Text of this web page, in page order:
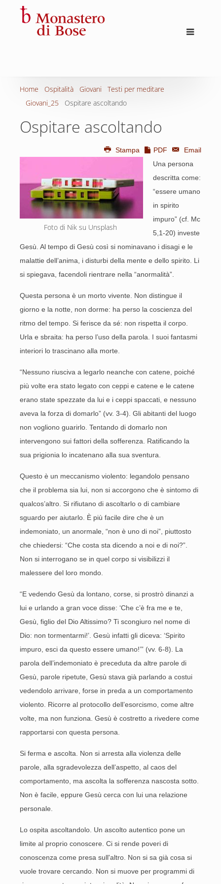
Home Ospitalità Giovani
Testi per meditare
Giovani_25
Ospitare ascoltando
Ospitare ascoltando
Stampa PDF Email
Foto di Nik su Unsplash
Una persona
descritta come:
“essere umano
in spirito
impuro” (cf. Mc
5,1-20) investe
Gesù. Al tempo di Gesù così si nominavano i disagi e le
malattie dell’anima, i disturbi della mente e dello spirito. Li
si spiegava, facendoli rientrare nella “anormalità”.
Questa persona è un morto vivente. Non distingue il
giorno e la notte, non dorme: ha perso la coscienza del
ritmo del tempo. Si ferisce da sé: non rispetta il corpo.
Urla e sbraita: ha perso l’uso della parola. I suoi fantasmi
interiori lo trascinano alla morte.
“Nessuno riusciva a legarlo neanche con catene, poiché
più volte era stato legato con ceppi e catene e le catene
erano state spezzate da lui e i ceppi spaccati, e nessuno
aveva la forza di domarlo” (vv. 3-4). Gli abitanti del luogo
non vogliono guarirlo. Tentando di domarlo non
intervengono sui fattori della sofferenza. Ratificando la
sua prigionia lo incatenano alla sua sventura.
Questo è un meccanismo violento: legandolo pensano
che il problema sia lui, non si accorgono che è sintomo di
qualcos’altro. Si rifiutano di ascoltarlo o di cambiare
sguardo per aiutarlo. È più facile dire che è un
indemoniato, un anormale, “non è uno di noi”, piuttosto
che chiedersi: “Che costa sta dicendo a noi e di noi?”.
Non si interrogano se in quel corpo si visibilizzi il
malessere del loro mondo.
“E vedendo Gesù da lontano, corse, si prostrò dinanzi a
lui e urlando a gran voce disse: ‘Che c’è fra me e te,
Gesù, figlio del Dio Altissimo? Ti scongiuro nel nome di
Dio: non tormentarmi!’. Gesù infatti gli diceva: ‘Spirito
impuro, esci da questo essere umano!’” (vv. 6-8). La
parola dell’indemoniato è preceduta da altre parole di
Gesù, parole ripetute, Gesù stava già parlando a costui
vedendolo arrivare, forse in preda a un comportamento
violento. Ricorre al protocollo dell’esorcismo, come altre
volte, ma non funziona. Gesù è costretto a rivedere come
rapportarsi con questa persona.
Si ferma e ascolta. Non si arresta alla violenza delle
parole, alla sgradevolezza dell’aspetto, al caos del
comportamento, ma ascolta la sofferenza nascosta sotto.
Non è facile, eppure Gesù cerca con lui una relazione
personale.
Lo ospita ascoltandolo. Un ascolto autentico pone un
limite al proprio conoscere. Ci si rende poveri di
conoscenza come presa sull'altro. Non si sa già cosa si
vuole trovare cercando. Non si muove per programmi di